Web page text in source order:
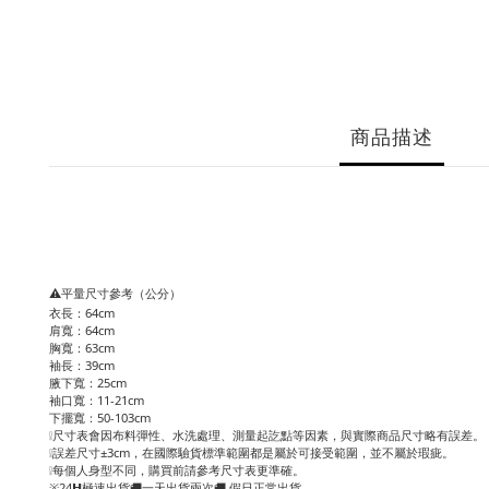
商品描述
⚠️平量尺寸參考（公分）
衣長：64cm
肩寬：64cm
胸寬：63cm
袖長：39cm
腋下寬：25cm
袖口寬：11-21cm
下擺寬：50-103cm
❕尺寸表會因布料彈性、水洗處理、測量起訖點等因素，與實際商品尺寸略有誤差。
❕誤差尺寸±3cm，在國際驗貨標準範圍都是屬於可接受範圍，並不屬於瑕疵。
❕每個人身型不同，購買前請參考尺寸表更準確。